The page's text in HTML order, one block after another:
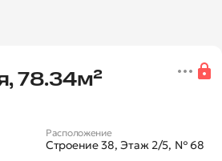
квартира в
78.34м²
Расположение
Строение 38, Этаж 2/5, № 68